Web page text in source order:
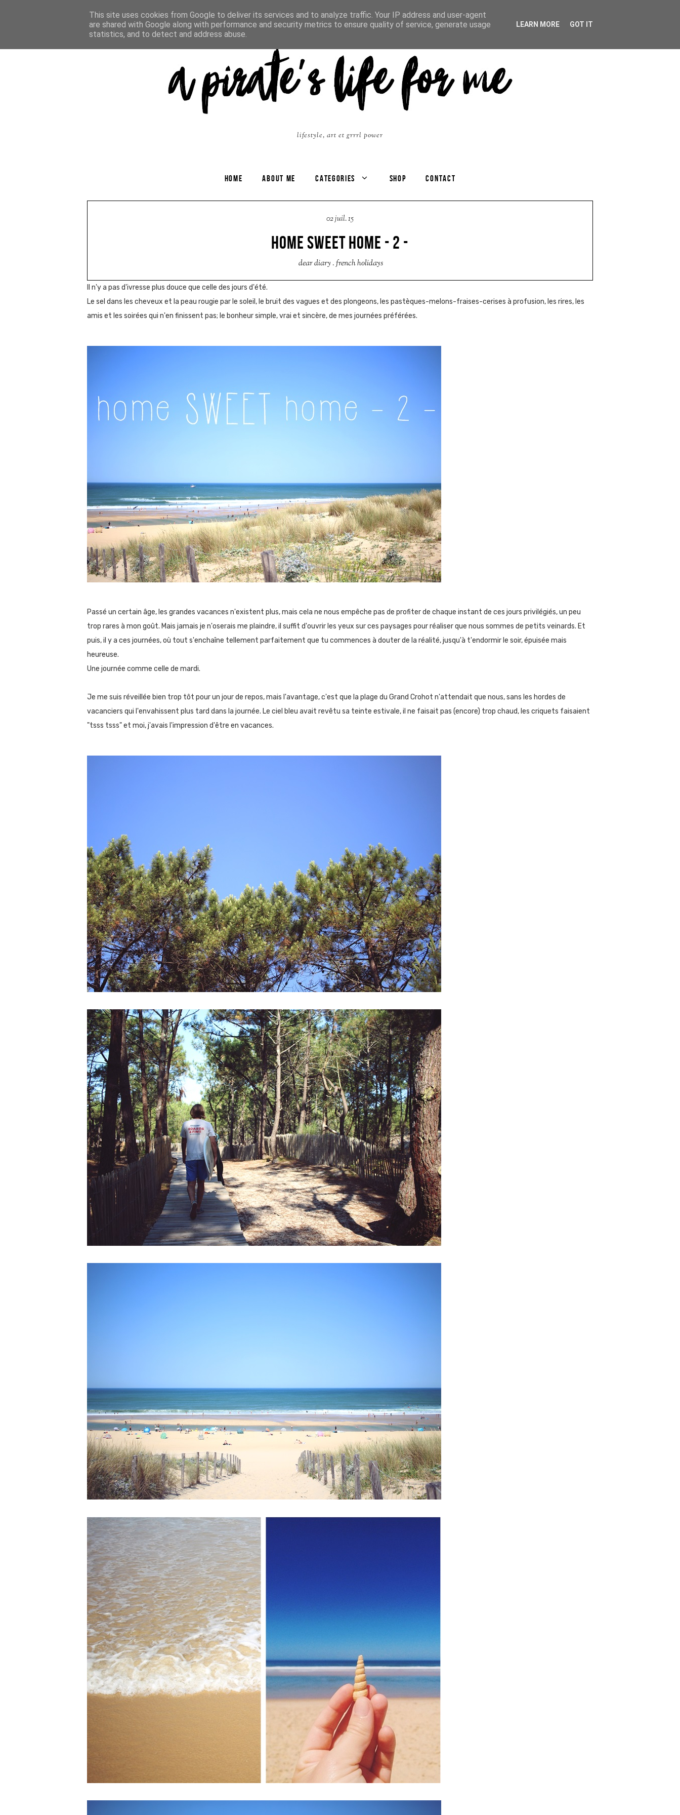
lifestyle, art et grrrl power
HOME ABOUT ME CATEGORIES SHOP CONTACT
02 juil. 15
HOME SWEET HOME - 2 -
dear diary .french holidays
Il n'y a pas d'ivresse plus douce que celle des jours d'été.
Le sel dans les cheveux et la peau rougie par le soleil, le bruit des vagues et des plongeons, les pastèques-melons-fraises-cerises à profusion, les rires, les
amis et les soirées qui n'en finissent pas; le bonheur simple, vrai et sincère, de mes journées préférées.
Passé un certain âge, les grandes vacances n'existent plus, mais cela ne nous empêche pas de profiter de chaque instant de ces jours privilégiés, un peu
trop rares à mon goût. Mais jamais je n'oserais me plaindre, il suffit d'ouvrir les yeux sur ces paysages pour réaliser que nous sommes de petits veinards. Et
puis, il y a ces journées, où tout s'enchaîne tellement parfaitement que tu commences à douter de la réalité, jusqu'à t'endormir le soir, épuisée mais
heureuse.
Une journée comme celle de mardi.
Je me suis réveillée bien trop tôt pour un jour de repos, mais l'avantage, c'est que la plage du Grand Crohot n'attendait que nous, sans les hordes de
vacanciers qui l'envahissent plus tard dans la journée. Le ciel bleu avait revêtu sa teinte estivale, il ne faisait pas (encore) trop chaud, les criquets faisaient
"tsss tsss" et moi, j'avais l'impression d'être en vacances.
This site uses cookies from Google to deliver its services and to analyze traffic. Your IP address and user-agent
are shared with Google along with performance and security metrics to ensure quality of service, generate usage
statistics, and to detect and address abuse.
LEARN MORE GOT IT